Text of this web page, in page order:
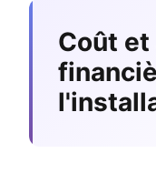
Coût et